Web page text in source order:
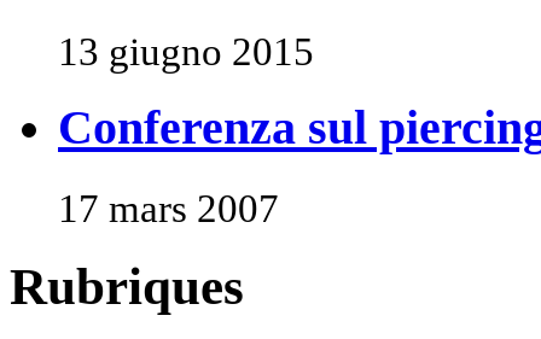
13 giugno 2015
Conferenza sul
17 mars 2007
Rubriques